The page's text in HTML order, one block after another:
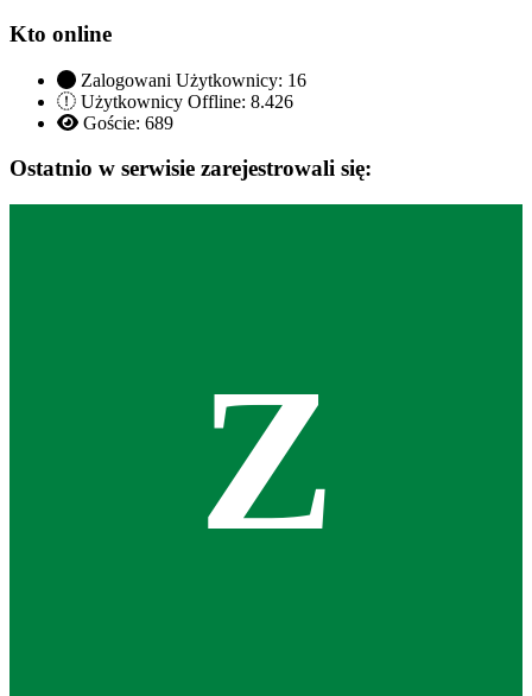
Kto online
Zalogowani Użytkownicy: 16
Użytkownicy Offline: 8.426
Goście: 689
Ostatnio w serwisie zarejestrowali się:
Z